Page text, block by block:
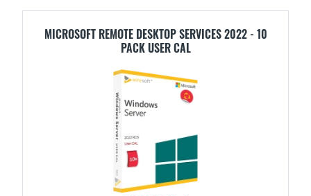
MICROSOFT REMOTE DESKTOP SERVICES 2022 - 10
PACK USER CAL